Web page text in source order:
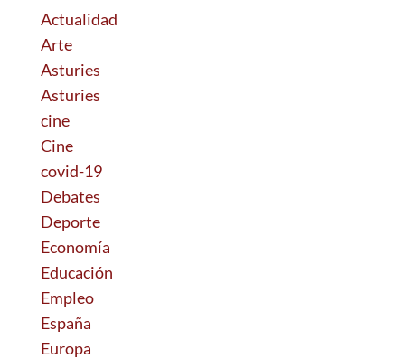
Actualidad
Arte
Asturies
Asturies
cine
Cine
covid-19
Debates
Deporte
Economía
Educación
Empleo
España
Europa